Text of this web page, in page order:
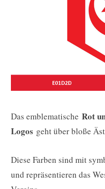
Das emblematische Rot
Logos geht über bloße
Diese Farben sind mit
und repräsentieren das